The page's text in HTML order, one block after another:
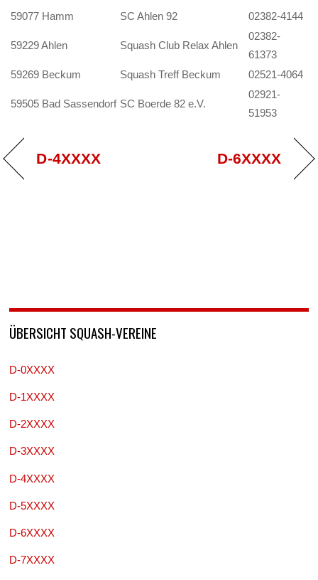
59077 Hamm
SC Ahlen 92 02382-4144
59229 Ahlen Squash Club Relax Ahlen
02382-
61373
59269 Beckum
Squash Treff Beckum 02521-4064
59505 Bad Sassendorf SC Boerde 82 e.V.
02921-
51953
D-4XXXX D-6XXXX
ÜBERSICHT SQUASH-VEREINE
D-0XXXX
D-1XXXX
D-2XXXX
D-3XXXX
D-4XXXX
D-5XXXX
D-6XXXX
D-7XXXX